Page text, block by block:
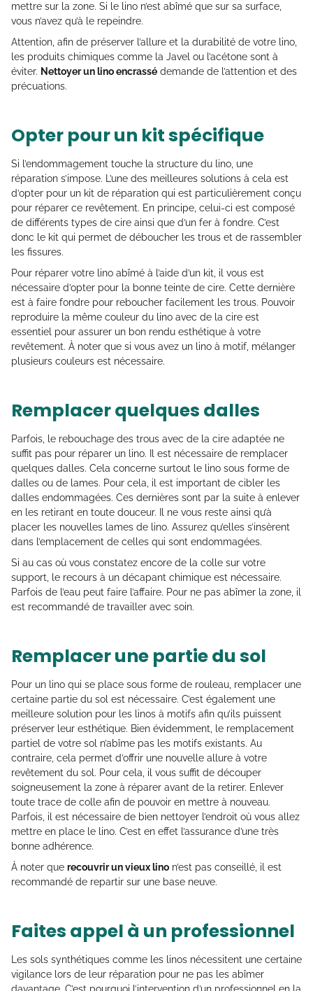
mettre sur la zone. Si le lino n’est abîmé que sur sa surface,
vous n’avez qu’à le repeindre.
Attention, afin de préserver l’allure et la durabilité de votre lino,
les produits chimiques comme la Javel ou l’acétone sont à
éviter. Nettoyer un lino encrassé demande de l’attention et des
précuations.
Opter pour un kit spécifique
Si l’endommagement touche la structure du lino, une
réparation s’impose. L’une des meilleures solutions à cela est
d’opter pour un kit de réparation qui est particulièrement conçu
pour réparer ce revêtement. En principe, celui-ci est composé
de différents types de cire ainsi que d’un fer à fondre. C’est
donc le kit qui permet de déboucher les trous et de rassembler
les fissures.
Pour réparer votre lino abîmé à l’aide d’un kit, il vous est
nécessaire d’opter pour la bonne teinte de cire. Cette dernière
est à faire fondre pour reboucher facilement les trous. Pouvoir
reproduire la même couleur du lino avec de la cire est
essentiel pour assurer un bon rendu esthétique à votre
revêtement. À noter que si vous avez un lino à motif, mélanger
plusieurs couleurs est nécessaire.
Remplacer quelques dalles
Parfois, le rebouchage des trous avec de la cire adaptée ne
suffit pas pour réparer un lino. Il est nécessaire de remplacer
quelques dalles. Cela concerne surtout le lino sous forme de
dalles ou de lames. Pour cela, il est important de cibler les
dalles endommagées. Ces dernières sont par la suite à enlever
en les retirant en toute douceur. Il ne vous reste ainsi qu’à
placer les nouvelles lames de lino. Assurez qu’elles s’insèrent
dans l’emplacement de celles qui sont endommagées.
Si au cas où vous constatez encore de la colle sur votre
support, le recours à un décapant chimique est nécessaire.
Parfois de l’eau peut faire l’affaire. Pour ne pas abîmer la zone, il
est recommandé de travailler avec soin.
Remplacer une partie du sol
Pour un lino qui se place sous forme de rouleau, remplacer une
certaine partie du sol est nécessaire. C’est également une
meilleure solution pour les linos à motifs afin qu’ils puissent
préserver leur esthétique. Bien évidemment, le remplacement
partiel de votre sol n’abîme pas les motifs existants. Au
contraire, cela permet d’offrir une nouvelle allure à votre
revêtement du sol. Pour cela, il vous suffit de découper
soigneusement la zone à réparer avant de la retirer. Enlever
toute trace de colle afin de pouvoir en mettre à nouveau.
Parfois, il est nécessaire de bien nettoyer l’endroit où vous allez
mettre en place le lino. C’est en effet l’assurance d’une très
bonne adhérence.
À noter que recouvrir un vieux lino n’est pas conseillé, il est
recommandé de repartir sur une base neuve.
Faites appel à un professionnel
Les sols synthétiques comme les linos nécessitent une certaine
vigilance lors de leur réparation pour ne pas les abîmer